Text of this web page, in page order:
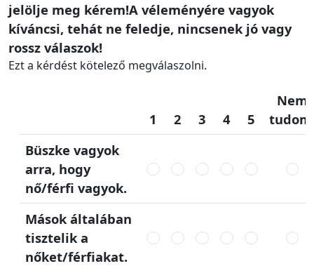
jelölje meg kérem!A véleményére vagyok
kíváncsi, tehát ne feledje, nincsenek jó vagy
rossz válaszok!
Ezt a kérdést kötelező megválaszolni.
1 2 3 4 5
Nem
Büszke vagyok
arra, hogy
nő/férfi vagyok.
Mások általában
tisztelik a
nőket/férfiakat.